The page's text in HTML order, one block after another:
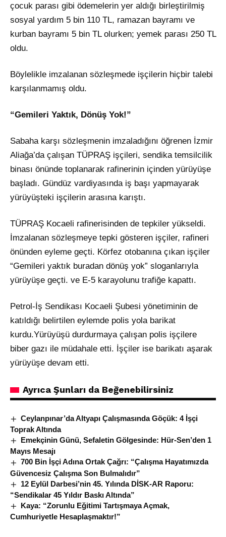
çocuk parası gibi ödemelerin yer aldığı birleştirilmiş
sosyal yardım 5 bin 110 TL, ramazan bayramı ve
kurban bayramı 5 bin TL olurken; yemek parası 250 TL
oldu.
Böylelikle imzalanan sözleşmede işçilerin hiçbir talebi
karşılanmamış oldu.
“Gemileri Yaktık, Dönüş Yok!”
Sabaha karşı sözleşmenin imzaladığını öğrenen İzmir
Aliağa’da çalışan TÜPRAŞ işçileri, sendika temsilcilik
binası önünde toplanarak rafinerinin içinden yürüyüşe
başladı. Gündüz vardiyasında iş başı yapmayarak
yürüyüşteki işçilerin arasına karıştı.
TÜPRAŞ Kocaeli rafinerisinden de tepkiler yükseldi.
İmzalanan sözleşmeye tepki gösteren işçiler, rafineri
önünden eyleme geçti. Körfez otobanına çıkan işçiler
“Gemileri yaktık buradan dönüş yok” sloganlarıyla
yürüyüşe geçti. ve E-5 karayolunu trafiğe kapattı.
Petrol-İş Sendikası Kocaeli Şubesi yönetiminin de
katıldığı belirtilen eylemde polis yola barikat
kurdu.Yürüyüşü durdurmaya çalışan polis işçilere
biber gazı ile müdahale etti. İşçiler ise barikatı aşarak
yürüyüşe devam etti.
Ayrıca Şunları da Beğenebilirsiniz
Ceylanpınar’da Altyapı Çalışmasında Göçük: 4 İşçi
Toprak Altında
Emekçinin Günü, Sefaletin Gölgesinde: Hür-Sen’den 1
Mayıs Mesajı
700 Bin İşçi Adına Ortak Çağrı: “Çalışma Hayatımızda
Güvencesiz Çalışma Son Bulmalıdır”
12 Eylül Darbesi’nin 45. Yılında DİSK-AR Raporu:
“Sendikalar 45 Yıldır Baskı Altında”
Kaya: “Zorunlu Eğitimi Tartışmaya Açmak,
Cumhuriyetle Hesaplaşmaktır!”